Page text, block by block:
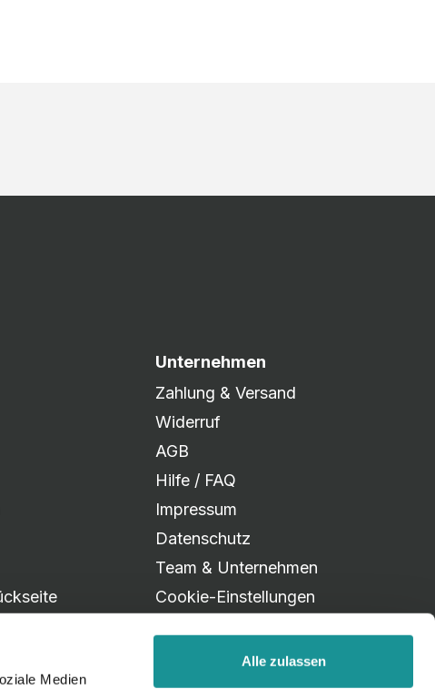
Medien
Alle zulassen
Unternehmen
Zahlung & Versand
Widerruf
AGB
Hilfe / FAQ
Impressum
Datenschutz
Team & Unternehmen
Cookie-Einstellungen